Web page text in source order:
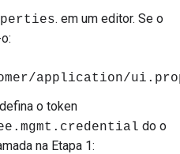
. em um editor. Se o
application/
o token
do o
na Etapa 1: